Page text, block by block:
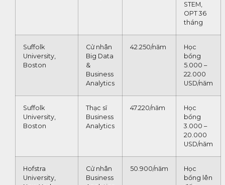
STEM,
OPT 36
tháng
Suffolk
University,
Boston
Cử nhân
Big Data
&
Business
Analytics
42.250/năm
Học
bổng
5.000 –
22.000
USD/năm
Suffolk
University,
Boston
Thạc sĩ
Business
Analytics
47.220/năm
Học
bổng
3.000 –
20.000
USD/năm
Hofstra
University,
Cử nhân
Business
50.900/năm
Học
bổng lên